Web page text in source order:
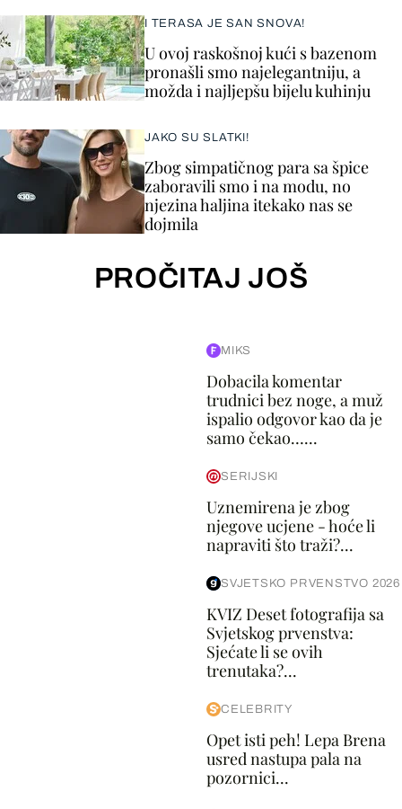
I TERASA JE SAN SNOVA!
U ovoj raskošnoj kući s bazenom
pronašli smo najelegantniju, a
možda i najljepšu bijelu kuhinju
JAKO SU SLATKI!
Zbog simpatičnog para sa špice
zaboravili smo i na modu, no
njezina haljina itekako nas se
dojmila
PROČITAJ JOŠ
MIKS
Dobacila komentar
trudnici bez noge, a muž
ispalio odgovor kao da je
samo čekao…...
SERIJSKI
Uznemirena je zbog
njegove ucjene - hoće li
napraviti što traži?...
SVJETSKO PRVENSTVO 2026
KVIZ Deset fotografija sa
Svjetskog prvenstva:
Sjećate li se ovih
trenutaka?...
CELEBRITY
Opet isti peh! Lepa Brena
usred nastupa pala na
pozornici...